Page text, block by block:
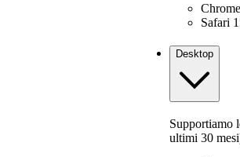
Safari
Desktop
Supportiamo
ultimi 30